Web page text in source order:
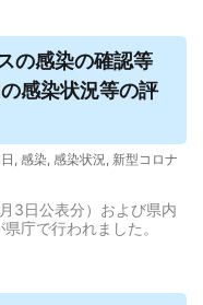
の感染の確認等
感染状況等の評
, 感染, 感染状況, 新型コロナ
3日公表分）および県内
庁で行われました。